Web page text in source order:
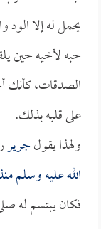
يحمل له إلا
حبه لأخيه حين
الصدقات، كأنك
على قلبه بذلك.
ولهذا يقولجرير
الله عليه وسلم
فكان يبتسم له